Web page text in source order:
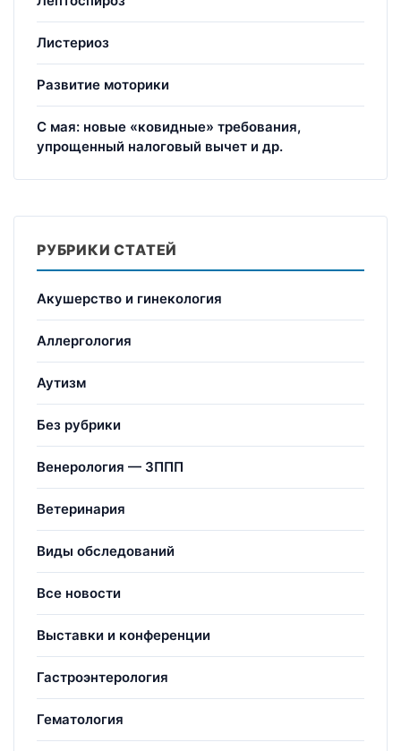
Листериоз
Развитие моторики
С мая: новые «ковидные» требования,
упрощенный налоговый вычет и др.
РУБРИКИ СТАТЕЙ
Акушерство и гинекология
Аллергология
Аутизм
Без рубрики
Венерология — ЗППП
Ветеринария
Виды обследований
Все новости
Выставки и конференции
Гастроэнтерология
Гематология